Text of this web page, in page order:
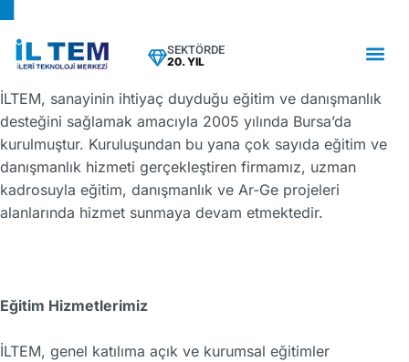
SEKTÖRDE
20. YIL
İLTEM, sanayinin ihtiyaç duyduğu eğitim ve danışmanlık
desteğini sağlamak amacıyla 2005 yılında Bursa’da
kurulmuştur. Kuruluşundan bu yana çok sayıda eğitim ve
danışmanlık hizmeti gerçekleştiren firmamız, uzman
kadrosuyla eğitim, danışmanlık ve Ar-Ge projeleri
alanlarında hizmet sunmaya devam etmektedir.
Eğitim Hizmetlerimiz
İLTEM, genel katılıma açık ve kurumsal eğitimler